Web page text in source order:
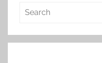
搜